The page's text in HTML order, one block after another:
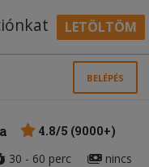
LETÖLTÖM
BELÉPÉS
4.8/5 (9000+)
30 - 60 perc nincs